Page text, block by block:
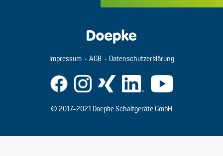
Impressum AGB Datenschutzerklärung
© 2017-2021 Doepke Schaltgeräte GmbH